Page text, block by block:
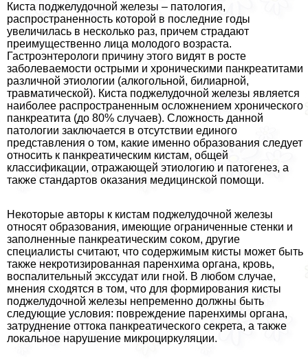
Киста поджелудочной железы – патология,
распространенность которой в последние годы
увеличилась в несколько раз, причем страдают
преимущественно лица молодого возраста.
Гастроэнтерологи причину этого видят в росте
заболеваемости острыми и хроническими панкреатитами
различной этиологии (алкогольной, билиарной,
травматической). Киста поджелудочной железы является
наиболее распространенным осложнением хронического
панкреатита (до 80% случаев). Сложность данной
патологии заключается в отсутствии единого
представления о том, какие именно образования следует
относить к панкреатическим кистам, общей
классификации, отражающей этиологию и патогенез, а
также стандартов оказания медицинской помощи.
Некоторые авторы к кистам поджелудочной железы
относят образования, имеющие ограниченные стенки и
заполненные панкреатическим соком, другие
специалисты считают, что содержимым кисты может быть
также некротизированная паренхима органа, кровь,
воспалительный экссудат или гной. В любом случае,
мнения сходятся в том, что для формирования кисты
поджелудочной железы непременно должны быть
следующие условия: повреждение паренхимы органа,
затруднение оттока панкреатического секрета, а также
локальное нарушение микроциркуляции.